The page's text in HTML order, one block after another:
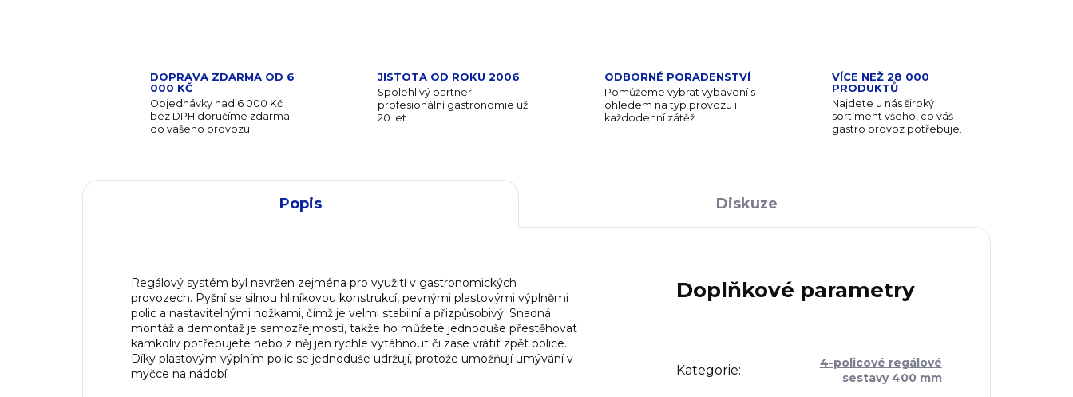
DOPRAVA ZDARMA OD 6
000 KČ
Objednávky nad 6 000 Kč
bez DPH doručíme zdarma
do vašeho provozu.
JISTOTA OD ROKU 2006
Spolehlivý partner
profesionální gastronomie už
20 let.
ODBORNÉ PORADENSTVÍ
Pomůžeme vybrat vybavení s
ohledem na typ provozu i
každodenní zátěž.
VÍCE NEŽ 28 000
PRODUKTŮ
Najdete u nás široký
sortiment všeho, co váš
gastro provoz potřebuje.
Popis Diskuze
Regálový systém byl navržen zejména pro využití v gastronomických
provozech. Pyšní se silnou hliníkovou konstrukcí, pevnými plastovými výplněmi
polic a nastavitelnými nožkami, čímž je velmi stabilní a přizpůsobivý. Snadná
montáž a demontáž je samozřejmostí, takže ho můžete jednoduše přestěhovat
kamkoliv potřebujete nebo z něj jen rychle vytáhnout či zase vrátit zpět police.
Díky plastovým výplním polic se jednoduše udržují, protože umožňují umývání v
myčce na nádobí.
Doplňkové parametry
Kategorie:
4-policové regálové
sestavy 400 mm